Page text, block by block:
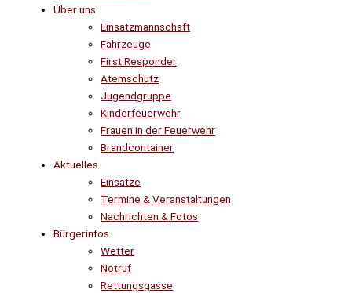
Über uns
Einsatzmannschaft
Fahrzeuge
First Responder
Atemschutz
Jugendgruppe
Kinderfeuerwehr
Frauen in der Feuerwehr
Brandcontainer
Aktuelles
Einsätze
Termine & Veranstaltungen
Nachrichten & Fotos
Bürgerinfos
Wetter
Notruf
Rettungsgasse